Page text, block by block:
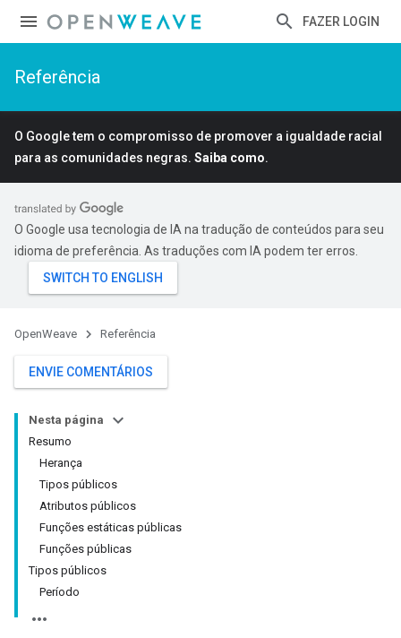
FAZER LOGIN
Referência
O Google tem o compromisso de promover a igualdade racial
para as comunidades negras. Saiba como.
O Google usa tecnologia de IA na tradução de conteúdos para seu
idioma de preferência. As traduções com IA podem ter erros.
OpenWeave Referência
ENVIE COMENTÁRIOS
Nesta página
Resumo
Herança
Tipos públicos
Atributos públicos
Funções estáticas públicas
Funções públicas
Tipos públicos
Período